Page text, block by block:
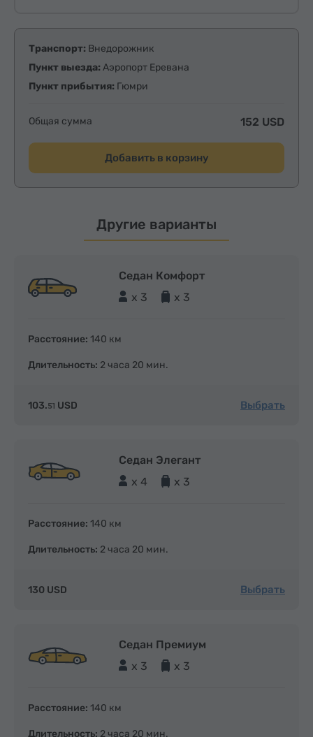
Транспорт: Внедорожник
Пункт выезда: Аэропорт Еревана
Пункт прибытия: Гюмри
Общая сумма 152 USD
Добавить в корзину
Другие варианты
Седан Комфорт
x 3
x 3
Расстояние: 140 км
Длительность: 2 часа 20 мин.
103.51 USD Выбрать
Седан Элегант
x 4
x 3
Расстояние: 140 км
Длительность: 2 часа 20 мин.
130 USD Выбрать
Седан Премиум
x 3
x 3
Расстояние: 140 км
Длительность: 2 часа 20 мин.